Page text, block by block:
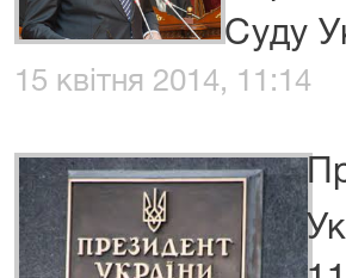
Суду
15 квітня 2014, 11:14